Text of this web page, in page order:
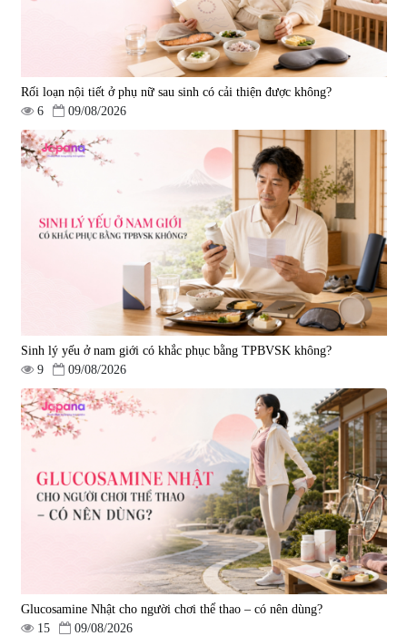
Rối loạn nội tiết ở phụ nữ sau sinh có cải thiện được không?
6
09/08/2026
Sinh lý yếu ở nam giới có khắc phục bằng TPBVSK không?
9
09/08/2026
Glucosamine Nhật cho người chơi thể thao – có nên dùng?
15
09/08/2026